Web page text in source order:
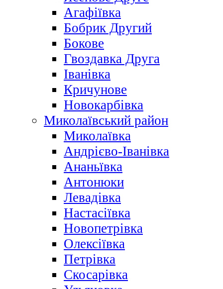
Агафіївка
Бобрик Другий
Бокове
Гвоздавка Друга
Іванівка
Кричунове
Новокарбівка
Миколаївський район
Миколаївка
Андрієво-Іванівка
Ананьївка
Антонюки
Левадівка
Настасіївка
Новопетрівка
Олексіївка
Петрівка
Скосарівка